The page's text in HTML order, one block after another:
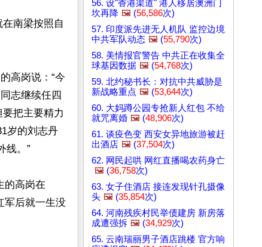
南梁按照自
高岗说：“今
志继续任四
把主要精力
岁的刘志丹
线。”
的高岗在
军后就一生没
56. 设"香港渠道" 港人移居澳洲门
坎再降 🖼️ (56,586次)
57. 印度派先进无人机队 监控边境
中共军队动态 🖼️ (55,790次)
58. 美情报官警告 中共正在收集全
球基因数据 🖼️ (54,768次)
59. 北约秘书长：对抗中共威胁是
新战略重点 🖼️ (53,644次)
60. 大妈蹲公园专抢新人红包 不给
就咒离婚 🖼️ (48,906次)
61. 谈疫色变 西安女异地旅游被赶
出酒店 🖼️ (37,504次)
62. 网民起哄 网红直播喝农药身亡
🖼️ (36,758次)
63. 女子住酒店 接连发现针孔摄像
头 🖼️ (35,854次)
64. 河南残疾村民举债建房 新房落
成遭强拆 🖼️ (34,929次)
65. 云南瑞丽男子酒店跳楼 官方响